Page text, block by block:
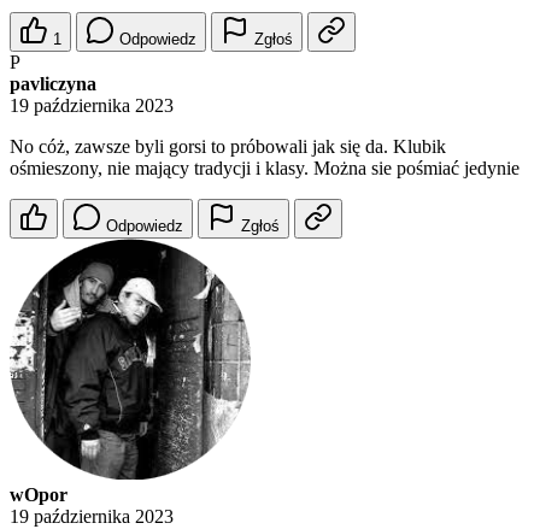
1 Odpowiedz Zgłoś
P
pavliczyna
19 października 2023
No cóż, zawsze byli gorsi to próbowali jak się da. Klubik
ośmieszony, nie mający tradycji i klasy. Można sie pośmiać jedynie
Odpowiedz Zgłoś
wOpor
19 października 2023